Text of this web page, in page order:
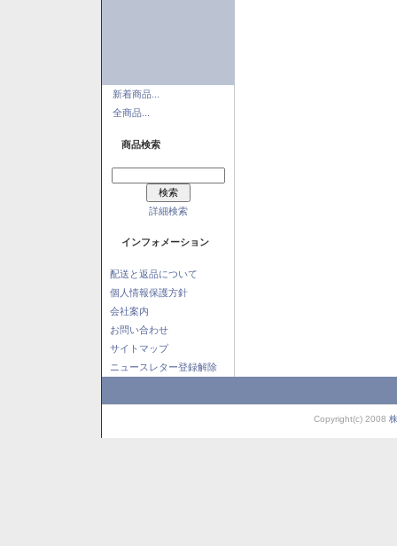
新着商品...
全商品...
商品検索
詳細検索
インフォメーション
配送と返品について
個人情報保護方針
会社案内
お問い合わせ
サイトマップ
ニュースレター登録解除
Copyright(c) 2008